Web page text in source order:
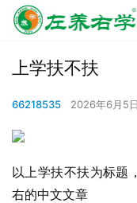
上学扶不扶
66218535 2026年6月5
以上学扶不扶为标题
右的中文文章